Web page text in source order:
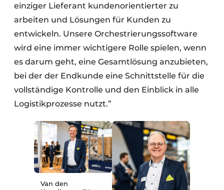
einziger Lieferant kundenorientierter zu
arbeiten und Lösungen für Kunden zu
entwickeln. Unsere Orchestrierungssoftware
wird eine immer wichtigere Rolle spielen, wenn
es darum geht, eine Gesamtlösung anzubieten,
bei der der Endkunde eine Schnittstelle für die
vollständige Kontrolle und den Einblick in alle
Logistikprozesse nutzt.”
Van den